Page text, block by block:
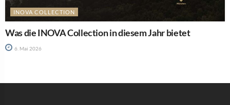
INOVA COLLECTION
Was die INOVA Collection in diesem Jahr bietet
6. Mai 2026